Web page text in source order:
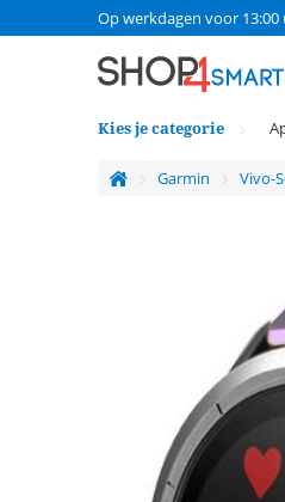
Op werkdagen voor
Kies je categorie
Garmin Vivo-